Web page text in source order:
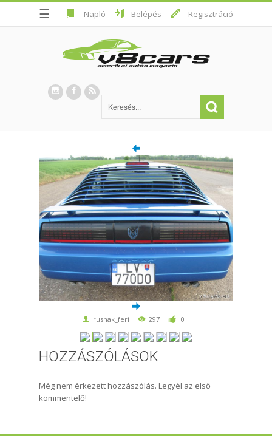
☰ Napló Belépés Regisztráció
rusnak_feri 297 0
HOZZÁSZÓLÁSOK
Még nem érkezett hozzászólás. Legyél az első
kommentelő!